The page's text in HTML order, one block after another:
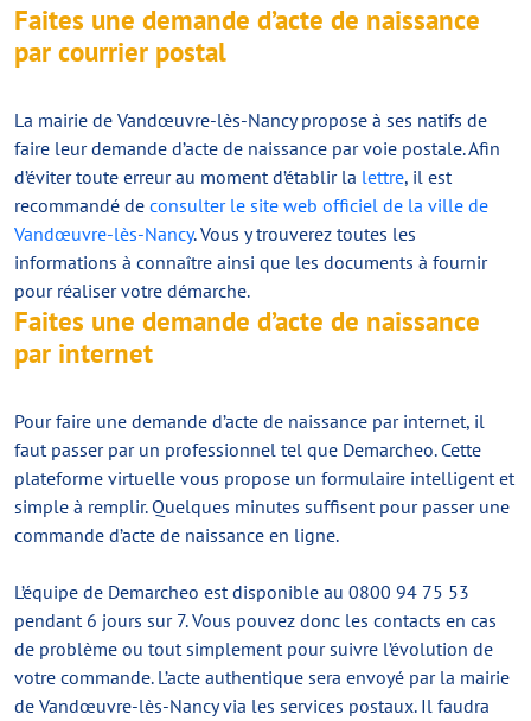
Faites une demande d’acte de naissance
par courrier postal
La mairie de Vandœuvre-lès-Nancy propose à ses natifs de
faire leur demande d’acte de naissance par voie postale. Afin
d’éviter toute erreur au moment d’établir la lettre, il est
recommandé de consulter le site web officiel de la ville de
Vandœuvre-lès-Nancy. Vous y trouverez toutes les
informations à connaître ainsi que les documents à fournir
pour réaliser votre démarche.
Faites une demande d’acte de naissance
par internet
Pour faire une demande d’acte de naissance par internet, il
faut passer par un professionnel tel que Demarcheo. Cette
plateforme virtuelle vous propose un formulaire intelligent et
simple à remplir. Quelques minutes suffisent pour passer une
commande d’acte de naissance en ligne.
L’équipe de Demarcheo est disponible au 0800 94 75 53
pendant 6 jours sur 7. Vous pouvez donc les contacts en cas
de problème ou tout simplement pour suivre l’évolution de
votre commande. L’acte authentique sera envoyé par la mairie
de Vandœuvre-lès-Nancy via les services postaux. Il faudra